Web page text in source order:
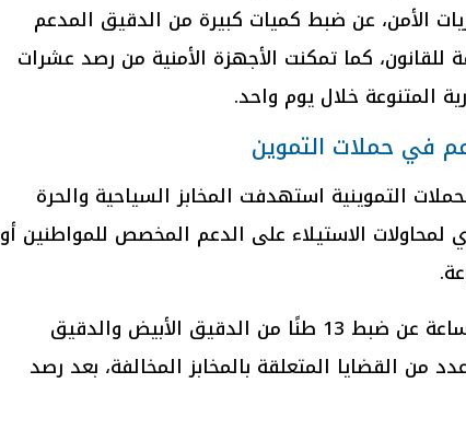
الأمن، عن ضبط كميات كبيرة من الدقيق المدعم
للقانون، كما تمكنت الأجهزة الأمنية من رصد عشرات
المتنوعة خلال يوم واحد.
التموينية استهدفت المخابز السياحية والحرة
لمحاولات الاستيلاء على الدعم المخصص للمواطنين أو
وأسفرت الجهود خلال 24 ساعة عن ضبط 13 طنًا من الدقيق الأبيض والدقيق
من القضايا المتعلقة بالمخابز المخالفة، بعد رصد